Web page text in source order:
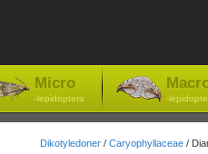
Micro
-lepidoptera -
Dikotyledoner/ Caryophyllaceae/